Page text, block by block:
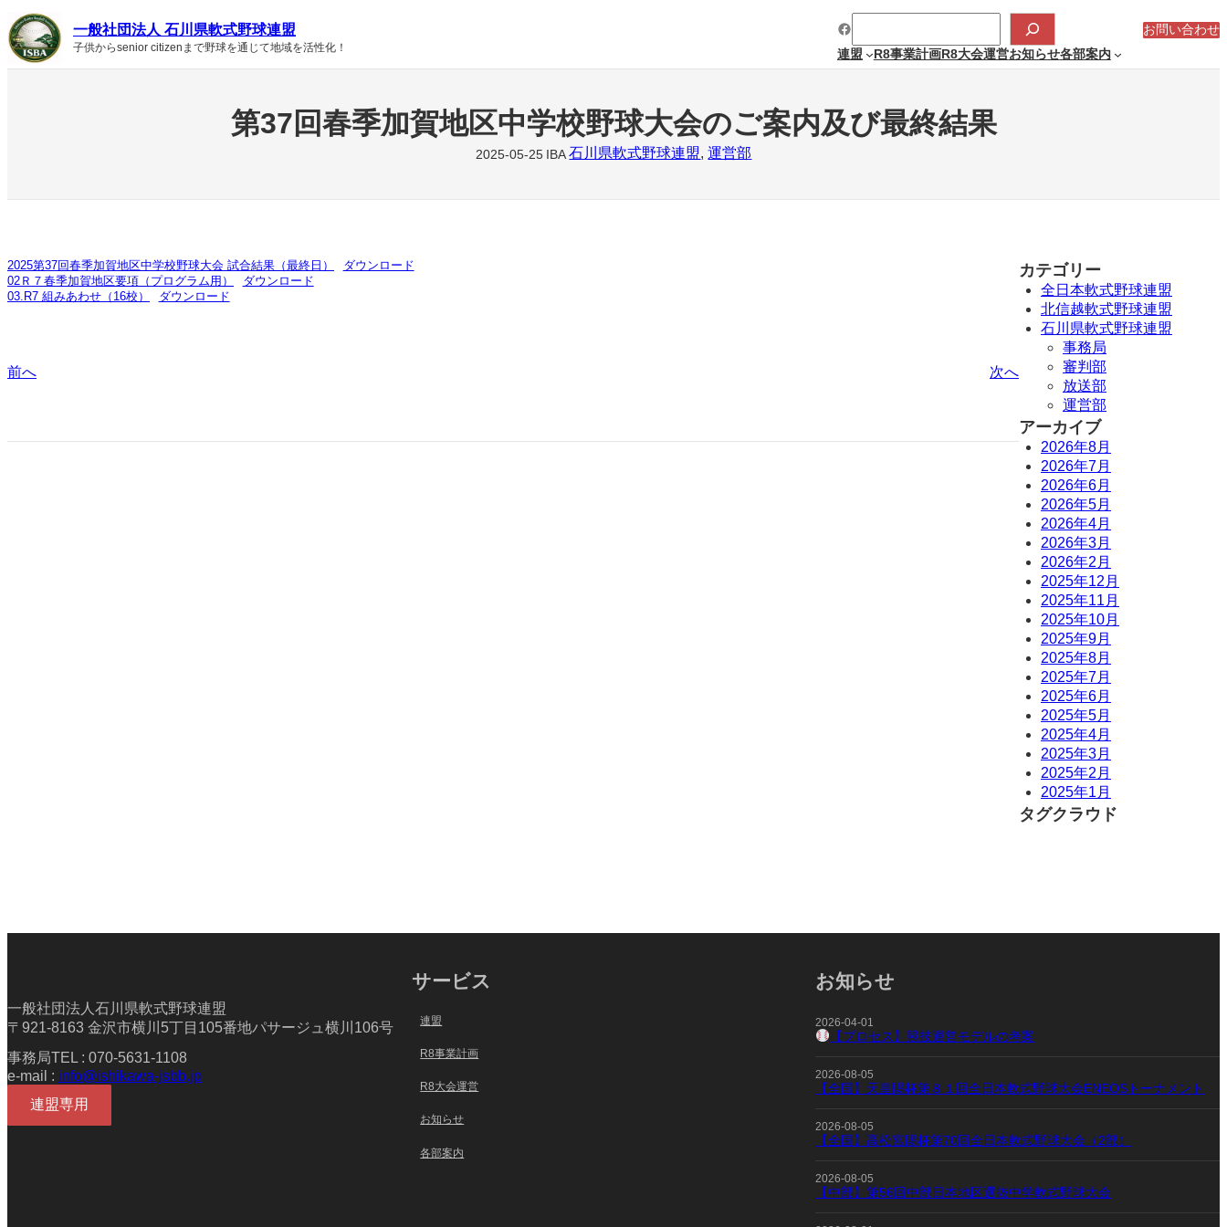
内
容
を
ス
一般社団法人 石川県軟式野球連盟
子供からsenior citizenまで野球を通じて地域を活性化！
Facebook
検
お問い合わせ
連盟
R8事業計画R8大会運営お知らせ各部案内
第37回春季加賀地区中学校野球大会のご案内及び最終結果
2025-05-25 IBA 石川県軟式野球連盟, 運営部
2025第37回春季加賀地区中学校野球大会 試合結果（最終日）
ダウンロード
02Ｒ７春季加賀地区要項（プログラム用）
ダウンロード
03.R7 組みあわせ（16校）
ダウンロード
前へ 次へ
カテゴリー
全日本軟式野球連盟
北信越軟式野球連盟
石川県軟式野球連盟
事務局
審判部
放送部
運営部
アーカイブ
2026年8月
2026年7月
2026年6月
2026年5月
2026年4月
2026年3月
2026年2月
2025年12月
2025年11月
2025年10月
2025年9月
2025年8月
2025年7月
2025年6月
2025年5月
2025年4月
2025年3月
2025年2月
2025年1月
タグクラウド
一般社団法人石川県軟式野球連盟
〒921-8163 金沢市横川5丁目105番地パサージュ横川106号
事務局TEL : 070-5631-1108
e-mail : info@ishikawa-jsbb.jp
連盟専用
サービス
連盟
R8事業計画
R8大会運営
お知らせ
各部案内
お知らせ
2026-04-01
【プロセス】競技運営モデルの考案
2026-08-05
【全国】天皇賜杯第８１回全日本軟式野球大会ENEOSトーナメント
2026-08-05
【全国】高松宮賜杯第70回全日本軟式野球大会（2部）
2026-08-05
【中部】第56回中部日本地区選抜中学軟式野球大会